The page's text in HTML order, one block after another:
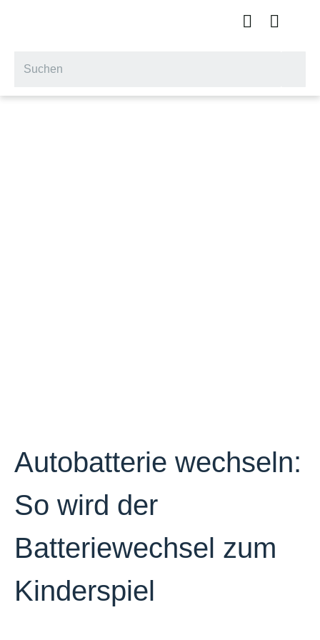
Autobatterie wechseln:
So wird der
Batteriewechsel zum
Kinderspiel